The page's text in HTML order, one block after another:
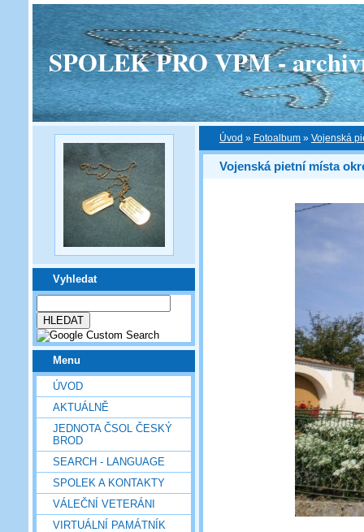
SPOLEK PRO VPM -
Vyhledat
Menu
ÚVOD
AKTUÁLNĚ
JEDNOTA ČSOL ČESKÝ
BROD
SEARCH - LANGUAGE
SPOLEK A KONTAKTY
VÁLEČNÍ VETERÁNI
VIRTUÁLNÍ PAMÁTNÍK
Úvod » Fotoalbum » Vojenská
Vojenská pietní místa